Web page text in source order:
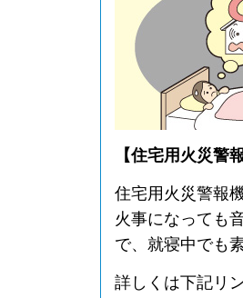
【住宅用火災警
住宅用火災警報
火事になっても
で、就寝中でも
詳しくは下記リ